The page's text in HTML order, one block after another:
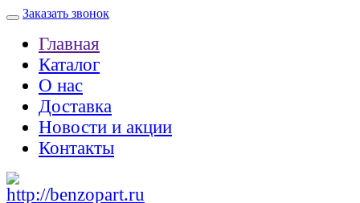
Заказать звонок
Главная
Каталог
О нас
Доставка
Новости и акции
Контакты